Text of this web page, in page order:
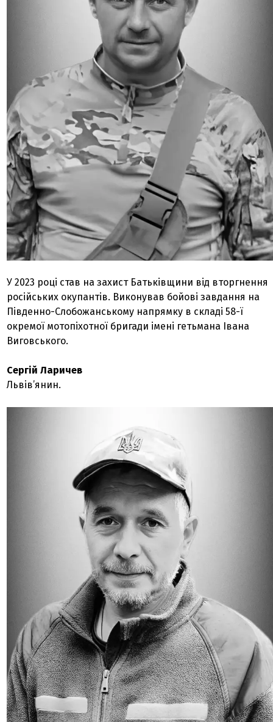
У 2023 році став на захист Батьківщини від вторгнення
російських окупантів. Виконував бойові завдання на
Південно-Слобожанському напрямку в складі 58-ї
окремої мотопіхотної бригади імені гетьмана Івана
Виговського.
Сергій Ларичев
Львів’янин.